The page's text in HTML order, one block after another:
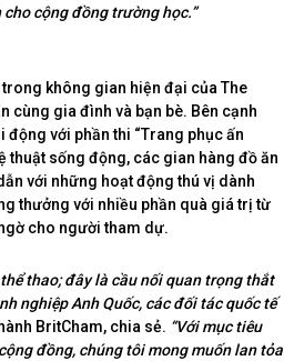
cộng đồng trường học.”
không gian hiện đại của The
cùng gia đình và bạn bè. Bên cạnh
động với phần thi “Trang phục ấn
thuật sống động, các gian hàng đồ ăn
với những hoạt động thú vị dành
thưởng với nhiều phần quà giá trị từ
cho người tham dự.
thao; đây là cầu nối quan trọng thắt
nghiệp Anh Quốc, các đối tác quốc tế
BritCham, chia sẻ. “Với mục tiêu
đồng, chúng tôi mong muốn lan tỏa